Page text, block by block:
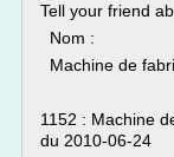
Tell your friend
Nom :
Machine de
1152 : Machine
du 2010-06-24